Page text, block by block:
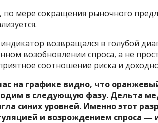
по мере сокращения рыночного
возвращался в голубой
возобновлении спроса, а не
соотношение риска и
на графике видно, что
в следующую фазу. Дельта
синих уровней. Именно этот
и возрождением спроса —